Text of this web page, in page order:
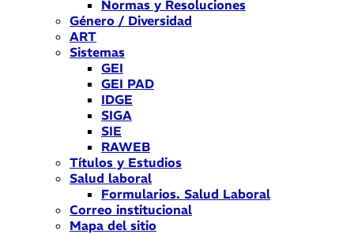
Normas y Resoluciones
Género / Diversidad
ART
Sistemas
GEI
GEI PAD
IDGE
SIGA
SIE
RAWEB
Títulos y Estudios
Salud laboral
Formularios. Salud Laboral
Correo institucional
Mapa del sitio